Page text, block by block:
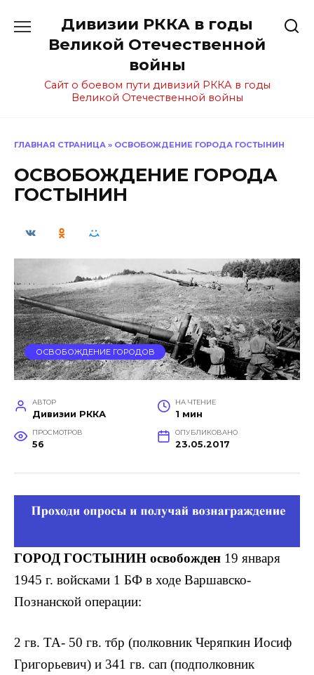
содержанию
Дивизии РККА в годы
Великой Отечественной
войны
Сайт о боевом пути дивизий РККА в годы
Великой Отечественной войны
ГЛАВНАЯ СТРАНИЦА » ОСВОБОЖДЕНИЕ ГОРОДА ГОСТЫНИН
ОСВОБОЖДЕНИЕ ГОРОДА
ГОСТЫНИН
ОСВОБОЖДЕНИЕ ГОРОДОВ
АВТОР
Дивизии РККА
НА ЧТЕНИЕ
1 мин
ПРОСМОТРОВ
56
ОПУБЛИКОВАНО
23.05.2017
ГОРОД ГОСТЫНИН освобожден 19 января
1945 г. войсками 1 БФ в ходе Варшавско-
Познанской операции:
2 гв. ТА- 50 гв. тбр (полковник Черяпкин Иосиф
Григорьевич) и 341 гв. сап (подполковник